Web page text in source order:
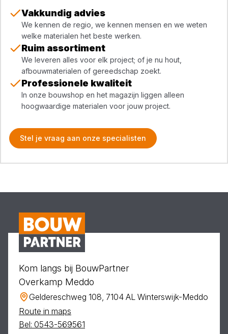
Vakkundig advies
We kennen de regio, we kennen mensen en we weten
welke materialen het beste werken.
Ruim assortiment
We leveren alles voor elk project; of je nu hout,
afbouwmaterialen of gereedschap zoekt.
Professionele kwaliteit
In onze bouwshop en het magazijn liggen alleen
hoogwaardige materialen voor jouw project.
Stel je vraag aan onze specialisten
Kom langs bij BouwPartner
Overkamp Meddo
Geldereschweg 108, 7104 AL Winterswijk-Meddo
Route in maps
Bel: 0543-569561